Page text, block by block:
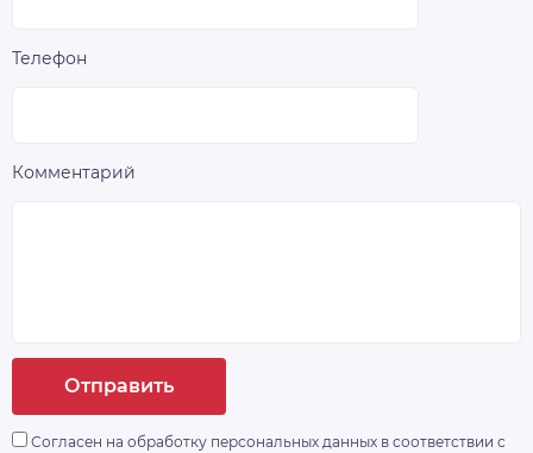
Телефон
Комментарий
Отправить
Согласен на обработку персональных данных в соответствии с